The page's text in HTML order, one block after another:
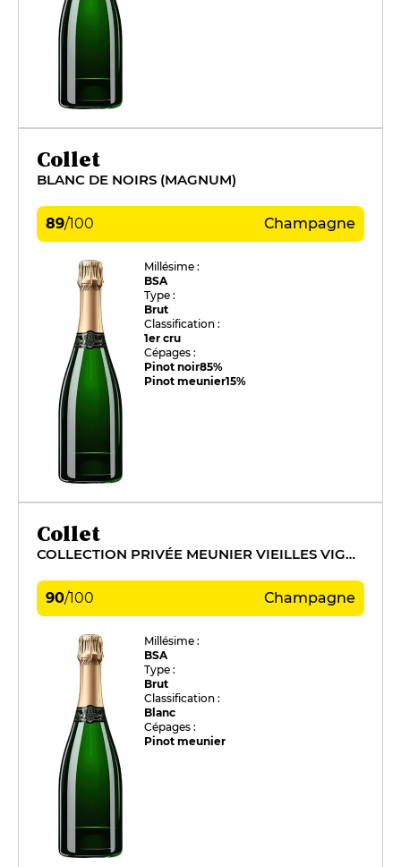
Collet
BLANC DE NOIRS (MAGNUM)
89/100 Champagne
Millésime :
BSA
Type :
Brut
Classification :
1er cru
Cépages :
Pinot noir85%
Pinot meunier15%
Collet
COLLECTION PRIVÉE MEUNIER VIEILLES VIGNES
90/100 Champagne
Millésime :
BSA
Type :
Brut
Classification :
Blanc
Cépages :
Pinot meunier